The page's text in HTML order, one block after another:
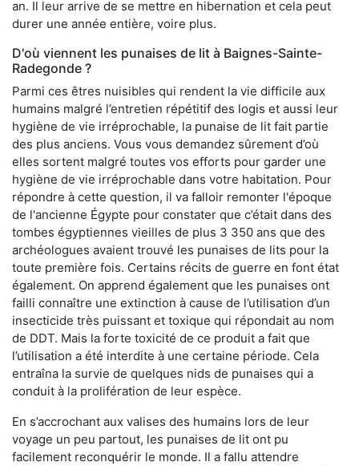
an. Il leur arrive de se mettre en hibernation et cela peut
durer une année entière, voire plus.
D'où viennent les punaises de lit à Baignes-Sainte-
Radegonde ?
Parmi ces êtres nuisibles qui rendent la vie difficile aux
humains malgré l’entretien répétitif des logis et aussi leur
hygiène de vie irréprochable, la punaise de lit fait partie
des plus anciens. Vous vous demandez sûrement d’où
elles sortent malgré toutes vos efforts pour garder une
hygiène de vie irréprochable dans votre habitation. Pour
répondre à cette question, il va falloir remonter l'époque
de l'ancienne Égypte pour constater que c’était dans des
tombes égyptiennes vieilles de plus 3 350 ans que des
archéologues avaient trouvé les punaises de lits pour la
toute première fois. Certains récits de guerre en font état
également. On apprend également que les punaises ont
failli connaître une extinction à cause de l’utilisation d’un
insecticide très puissant et toxique qui répondait au nom
de DDT. Mais la forte toxicité de ce produit a fait que
l’utilisation a été interdite à une certaine période. Cela
entraîna la survie de quelques nids de punaises qui a
conduit à la prolifération de leur espèce.
En s’accrochant aux valises des humains lors de leur
voyage un peu partout, les punaises de lit ont pu
facilement reconquérir le monde. Il a fallu attendre